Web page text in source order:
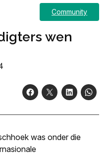
Community
wen
was onder die